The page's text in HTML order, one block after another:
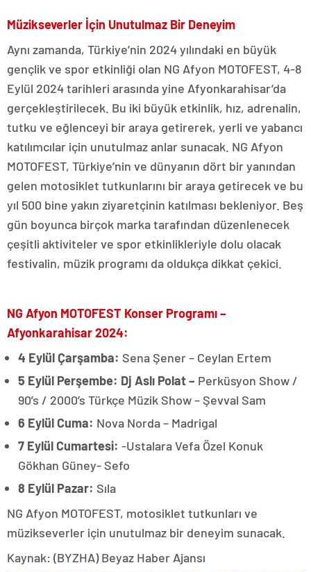
Müzikseverler İçin Unutulmaz Bir Deneyim
Aynı zamanda, Türkiye’nin 2024 yılındaki en büyük
gençlik ve spor etkinliği olan NG Afyon MOTOFEST, 4-8
Eylül 2024 tarihleri arasında yine Afyonkarahisar’da
gerçekleştirilecek. Bu iki büyük etkinlik, hız, adrenalin,
tutku ve eğlenceyi bir araya getirerek, yerli ve yabancı
katılımcılar için unutulmaz anlar sunacak. NG Afyon
MOTOFEST, Türkiye’nin ve dünyanın dört bir yanından
gelen motosiklet tutkunlarını bir araya getirecek ve bu
yıl 500 bine yakın ziyaretçinin katılması bekleniyor. Beş
gün boyunca birçok marka tarafından düzenlenecek
çeşitli aktiviteler ve spor etkinlikleriyle dolu olacak
festivalin, müzik programı da oldukça dikkat çekici.
NG Afyon MOTOFEST Konser Programı –
Afyonkarahisar 2024:
4 Eylül Çarşamba: Sena Şener – Ceylan Ertem
5 Eylül Perşembe: Dj Aslı Polat – Perküsyon Show /
90’s / 2000’s Türkçe Müzik Show – Şevval Sam
6 Eylül Cuma: Nova Norda – Madrigal
7 Eylül Cumartesi: -Ustalara Vefa Özel Konuk
Gökhan Güney- Sefo
8 Eylül Pazar: Sıla
NG Afyon MOTOFEST, motosiklet tutkunları ve
müzikseverler için unutulmaz bir deneyim sunacak.
Kaynak: (BYZHA) Beyaz Haber Ajansı